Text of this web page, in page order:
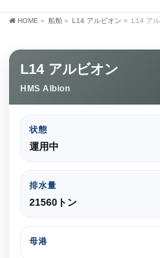
HOME » 船舶 » L14 アルビオン » L14 ア
L14 アルビオン
HMS Albion
状態
運用中
排水量
21560トン
母港
ログイン状態を保持